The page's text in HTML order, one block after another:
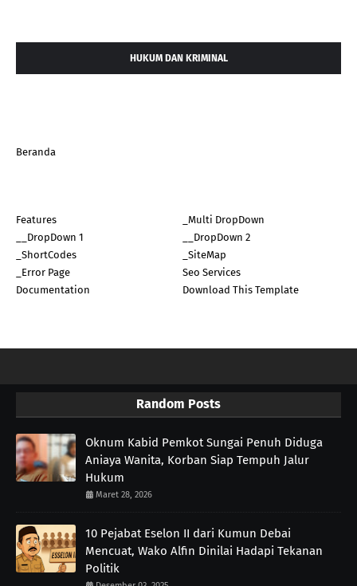
HUKUM DAN KRIMINAL
Beranda
Features
_Multi DropDown
__DropDown 1
__DropDown 2
_ShortCodes
_SiteMap
_Error Page
Seo Services
Documentation
Download This Template
Random Posts
Oknum Kabid Pemkot Sungai Penuh Diduga
Aniaya Wanita, Korban Siap Tempuh Jalur
Hukum
Maret 28, 2026
10 Pejabat Eselon II dari Kumun Debai
Mencuat, Wako Alfin Dinilai Hadapi Tekanan
Politik